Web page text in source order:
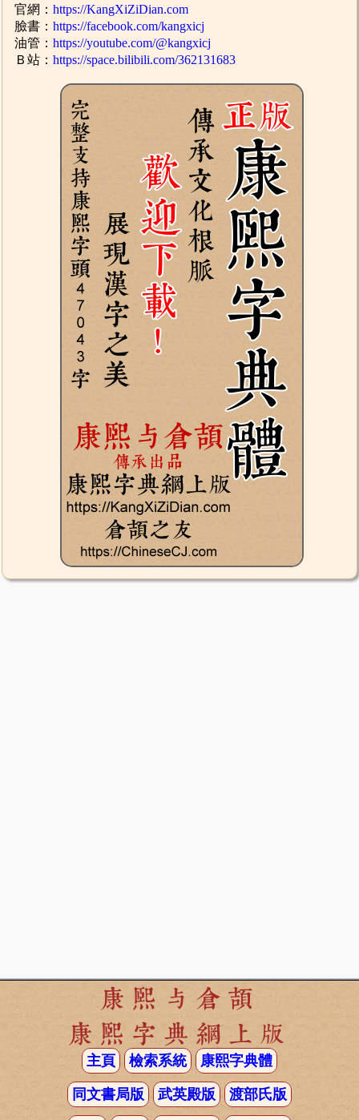
官網：https://KangXiZiDian.com
臉書：https://facebook.com/kangxicj
油管：https://youtube.com/@kangxicj
Ｂ站：https://space.bilibili.com/362131683
康熙与倉頡
康熙字典網上版
主頁 檢索系統 康熙字典體
同文書局版 武英殿版 渡部氏版